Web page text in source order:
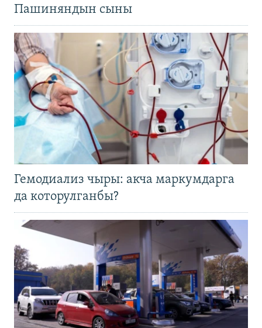
Пашиняндын сыны
Гемодиализ чыры: акча маркумдарга
да которулганбы?